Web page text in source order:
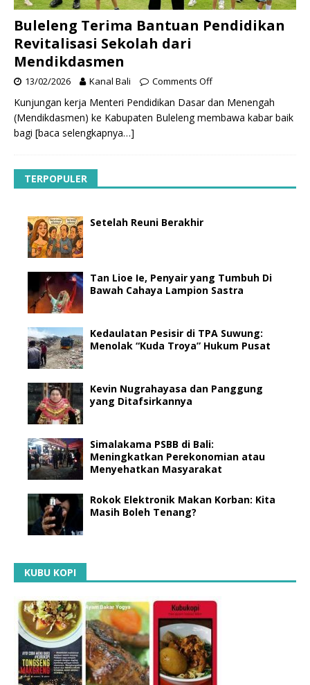
Buleleng Terima Bantuan Pendidikan
Revitalisasi Sekolah dari
Mendikdasmen
13/02/2026 Kanal Bali Comments Off
Kunjungan kerja Menteri Pendidikan Dasar dan Menengah
(Mendikdasmen) ke Kabupaten Buleleng membawa kabar baik
bagi [baca selengkapnya…]
TERPOPULER
Setelah Reuni Berakhir
Tan Lioe Ie, Penyair yang Tumbuh Di
Bawah Cahaya Lampion Sastra
Kedaulatan Pesisir di TPA Suwung:
Menolak “Kuda Troya” Hukum Pusat
Kevin Nugrahayasa dan Panggung
yang Ditafsirkannya
Simalakama PSBB di Bali:
Meningkatkan Perekonomian atau
Menyehatkan Masyarakat
Rokok Elektronik Makan Korban: Kita
Masih Boleh Tenang?
KUBU KOPI